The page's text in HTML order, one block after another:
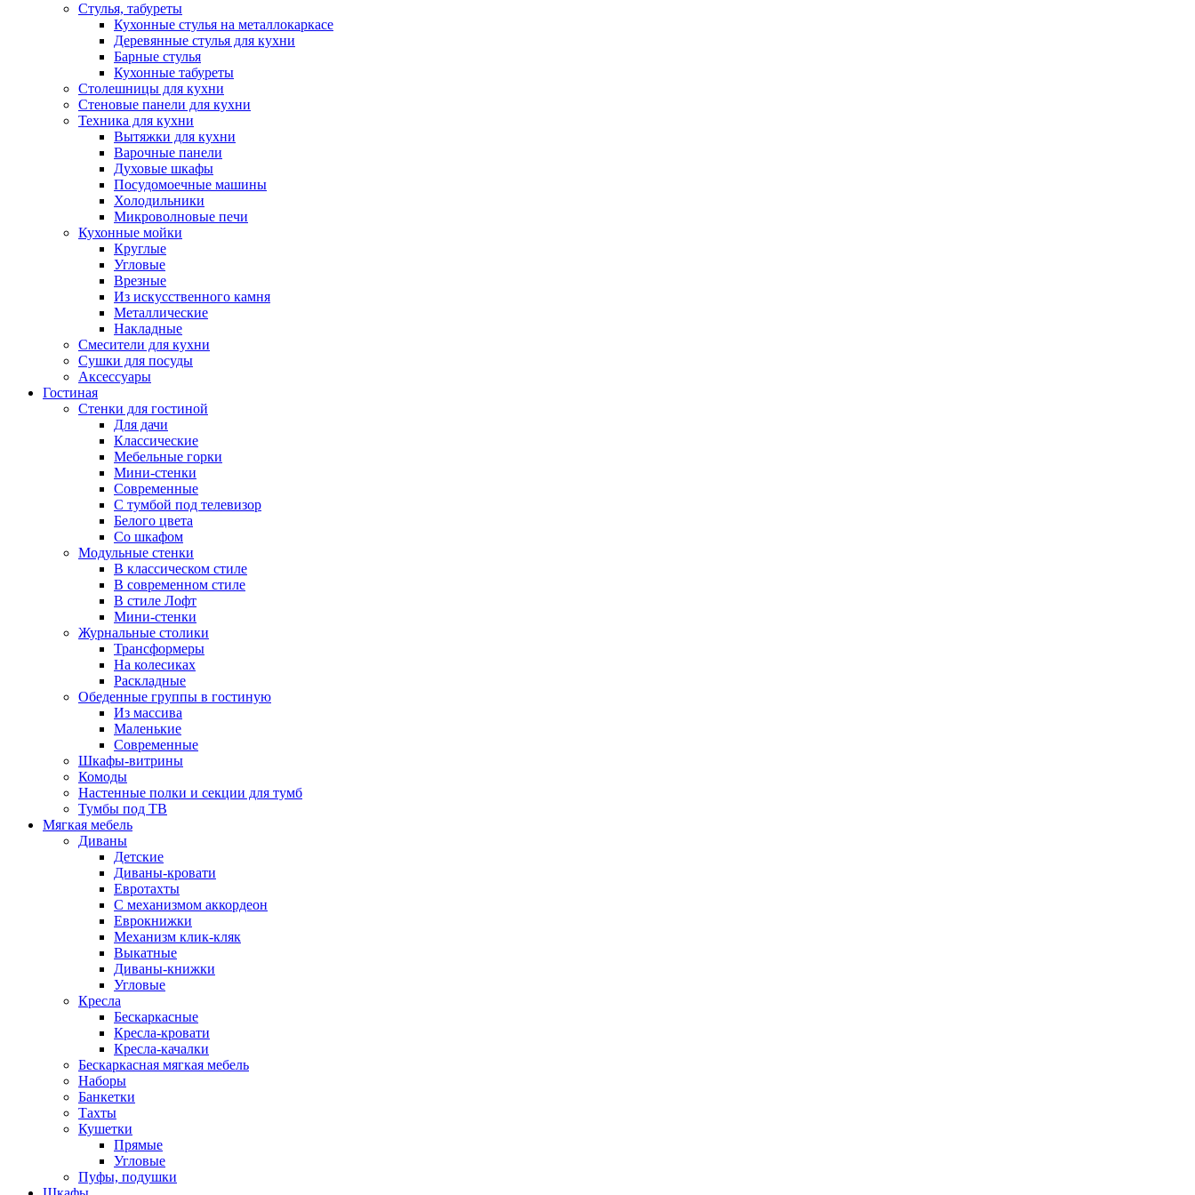
Стулья, табуреты
Кухонные стулья на металлокаркасе
Деревянные стулья для кухни
Барные стулья
Кухонные табуреты
Столешницы для кухни
Стеновые панели для кухни
Техника для кухни
Вытяжки для кухни
Варочные панели
Духовые шкафы
Посудомоечные машины
Холодильники
Микроволновые печи
Кухонные мойки
Круглые
Угловые
Врезные
Из искусственного камня
Металлические
Накладные
Смесители для кухни
Сушки для посуды
Аксессуары
Гостиная
Стенки для гостиной
Для дачи
Классические
Мебельные горки
Мини-стенки
Современные
С тумбой под телевизор
Белого цвета
Со шкафом
Модульные стенки
В классическом стиле
В современном стиле
В стиле Лофт
Мини-стенки
Журнальные столики
Трансформеры
На колесиках
Раскладные
Обеденные группы в гостиную
Из массива
Маленькие
Современные
Шкафы-витрины
Комоды
Настенные полки и секции для тумб
Тумбы под ТВ
Мягкая мебель
Диваны
Детские
Диваны-кровати
Евротахты
С механизмом аккордеон
Еврокнижки
Механизм клик-кляк
Выкатные
Диваны-книжки
Угловые
Кресла
Бескаркасные
Кресла-кровати
Кресла-качалки
Бескаркасная мягкая мебель
Наборы
Банкетки
Тахты
Кушетки
Прямые
Угловые
Пуфы, подушки